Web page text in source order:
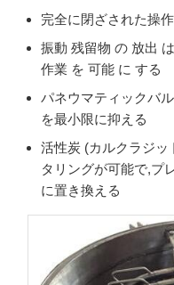
完全に閉ざされた操
振動 残留物 の 放出
作業 を 可能 に する
パネウマティックバ
を最小限に抑える
活性炭 (カルクラジ
タリングが可能で,プ
に置き換える